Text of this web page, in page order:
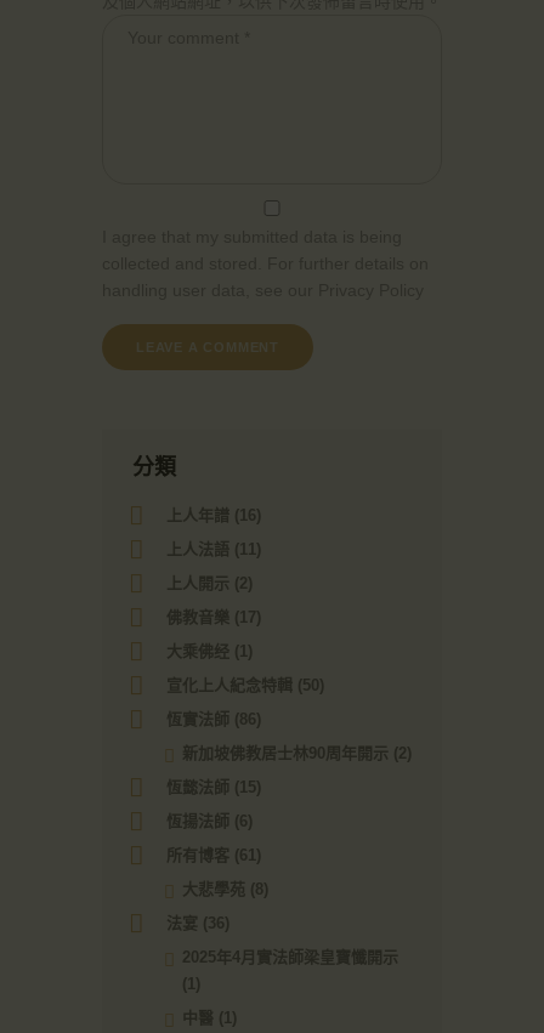
分類
上人年譜 (16)
上人法語 (11)
上人開示 (2)
佛教音樂 (17)
大乘佛经 (1)
宣化上人紀念特輯 (50)
恆實法師 (86)
新加坡佛教居士林90周年開示 (2)
恆懿法師 (15)
恆揚法師 (6)
所有博客 (61)
大悲學苑 (8)
法宴 (36)
2025年4月實法師梁皇寶懺開示
(1)
中醫 (1)